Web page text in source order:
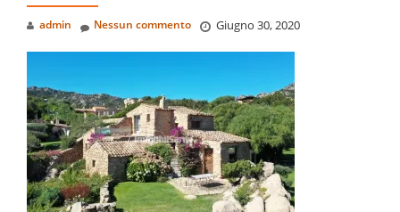
admin Giugno 30, 2020
Nessun commento